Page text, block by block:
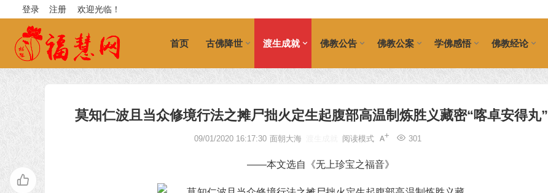
欢迎光临！
登录 注册
首页 古佛降世 渡生成就 佛教公告 佛教公案 学佛感悟 佛教经论
莫知仁波且当众修境行法之摊尸拙火定生起腹部高温制炼胜义藏密“喀卓安得丸”
09/01/2020 16:17:30 面朝大海 301
阅读模式
——本文选自《无上珍宝之福音》